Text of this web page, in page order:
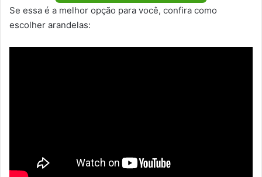
Se essa é a melhor opção para você, confira como
escolher arandelas: